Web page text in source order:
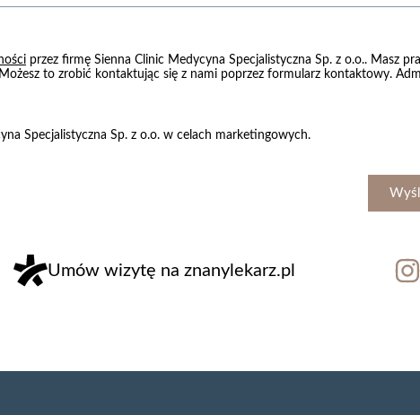
przez firmę Sienna Clinic Medycyna Specjalistyczna Sp. z o.o.. Masz
to zrobić kontaktując się z nami poprzez formularz kontaktowy.
Specjalistyczna Sp. z o.o. w celach marketingowych.
Umów wizytę na znanylekarz.pl